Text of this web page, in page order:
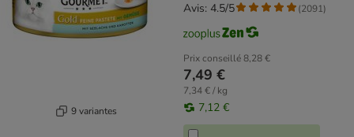
9 variantes
Prix conseillé8,28 €
7,49 €
7,34 € / kg
7,12 €
Avis: 4.5/5 (2091)